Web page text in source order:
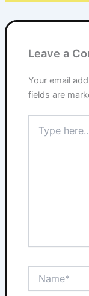
Leave a
Your email
fields are
here..